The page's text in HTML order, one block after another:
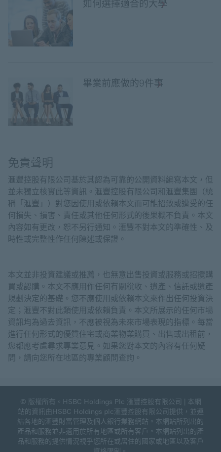
如何選擇適合的大學
畢業前應做的9件事
免責聲明
滙豐控股有限公司基於其認為可靠的公開資料編寫本文，但
並未獨立核實此等資訊。滙豐控股有限公司和滙豐集團（統
稱「滙豐」）對您因使用或依賴本文而可能招致或遭受的任
何損失、損害、責任或其他任何形式的後果概不負責。本文
內容如有更改，恕不另行通知。滙豐不對本文的準確性、及
時性或完整性作任何陳述或保證。
本文並非投資建議或推薦，也無意出售投資或服務或招攬購
買或認購。本文不應用作任何有關稅收、遺產、信託或遺產
規劃決定的基礎。您不應使用或依賴本文來作出任何投資決
定；滙豐不對此類使用或依賴負責。本文所展示的任何市場
資訊均為過去資訊，不應被視為未來市場表現的指標。每當
進行任何形式的優質住宅或商業物業購買、出售或出租前，
您都應考慮尋求專業意見。如果您對本文的內容有任何疑
問，請向您所在地區的專業顧問查詢。
© 版權所有。HSBC Holdings Plc 滙豐控股有限公司 | 本網
站的資訊由HSBC Holdings plc滙豐控股有限公司提供，並連
結各地的滙豐財富管理及個人銀行業務網站。本網站所列出的
產品和服務並非適用於所有地區或所有客戶。本網站列出的產
品和服務的提供情況視乎您所在或居住的國家或地區以及客戶